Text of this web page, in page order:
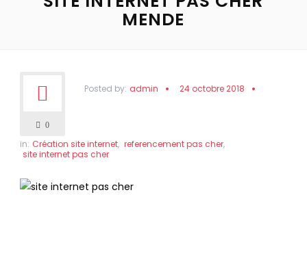
MENDE
0
Posted by: admin 24 octobre 2018
in: Création site internet, referencement pas cher,
site internet pas cher